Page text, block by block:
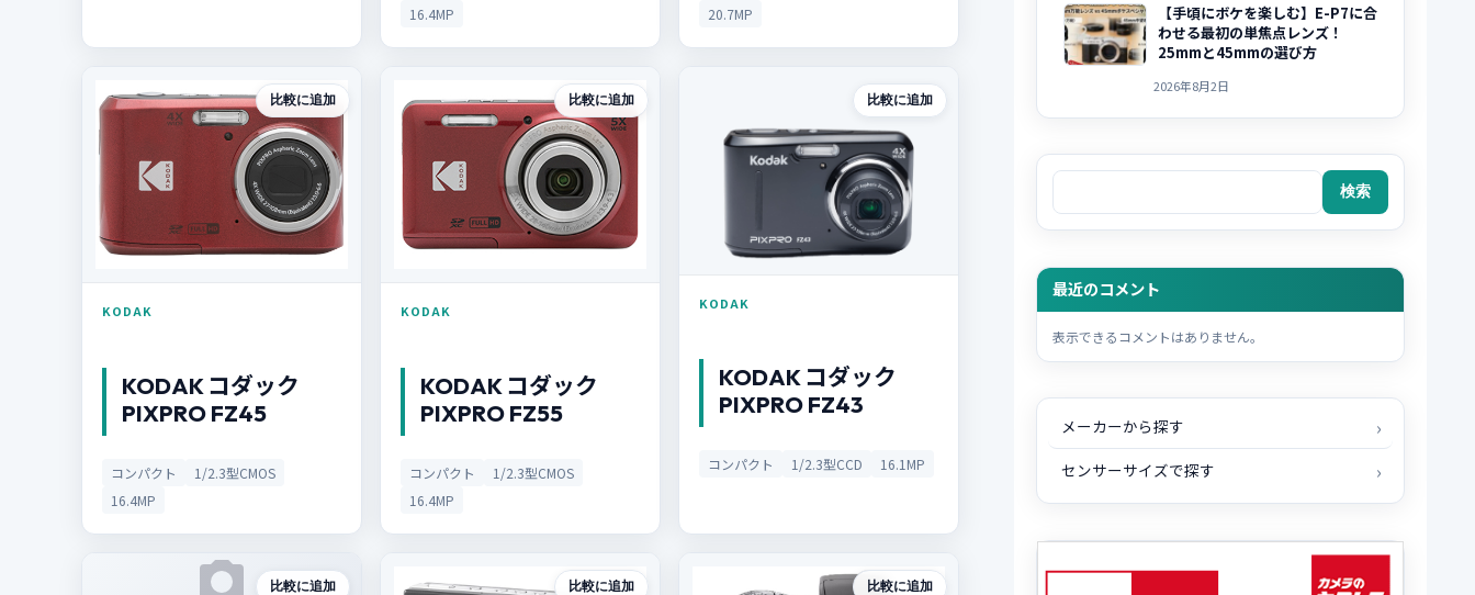
16.4MP
20.7MP
比較に追加
KODAK
KODAK コダック
PIXPRO FZ45
コンパクト
1/2.3型CMOS
16.4MP
比較に追加
KODAK
KODAK コダック
PIXPRO FZ55
コンパクト
1/2.3型CMOS
16.4MP
比較に追加
KODAK
KODAK コダック
PIXPRO FZ43
コンパクト 1/2.3型CCD 16.1MP
比較に追加 比較に追加 比較に追加
【手頃にボケを楽しむ】E-P7に合
わせる最初の単焦点レンズ！
25mmと45mmの選び方
2026年8月2日
検索
検索
最近のコメント
表示できるコメントはありません。
メーカーから探す
センサーサイズで探す